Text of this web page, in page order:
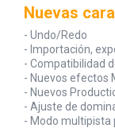
Nuevas
- Undo/Redo
- Importación,
- Compatibilidad
- Nuevos efectos
- Nuevos
- Ajuste de
- Modo multipista